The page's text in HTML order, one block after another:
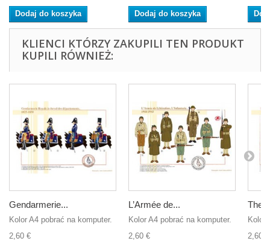
Dodaj do koszyka Dodaj do koszyka
KLIENCI KTÓRZY ZAKUPILI TEN PRODUKT
KUPILI RÓWNIEŻ:
Gendarmerie...
Kolor A4 pobrać na komputer.
2,60 €
L’Armée de...
Kolor A4 pobrać na komputer.
2,60 €
The
Kolor
2,60 €